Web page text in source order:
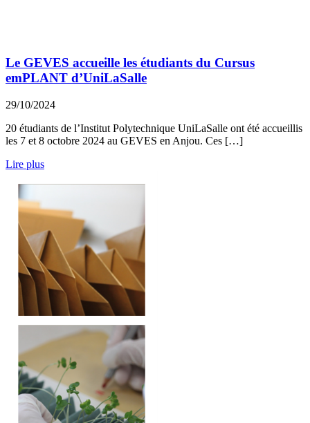
Le GEVES accueille les étudiants du Cursus
emPLANT d’UniLaSalle
29/10/2024
20 étudiants de l’Institut Polytechnique UniLaSalle ont été accueillis
les 7 et 8 octobre 2024 au GEVES en Anjou. Ces […]
Lire plus